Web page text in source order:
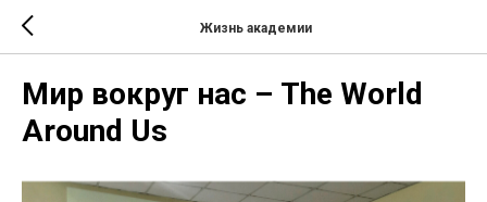
Жизнь академии
Мир вокруг нас – The World
Around Us